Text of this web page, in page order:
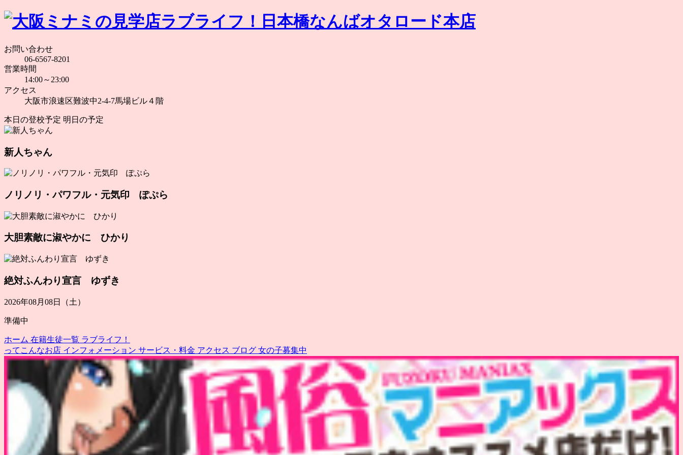
お問い合わせ
06-6567-8201
営業時間
14:00～23:00
アクセス
大阪市浪速区難波中2-4-7馬場ビル４階
本日の登校予定 明日の予定
新人ちゃん
ノリノリ・パワフル・元気印 ぽぷら
大胆素敵に淑やかに ひかり
絶対ふんわり宣言 ゆずき
2026年08月08日（土）
準備中
ホーム 在籍生徒一覧 ラブライフ！
ってこんなお店 インフォメーション サービス・料金 アクセス ブログ 女の子募集中